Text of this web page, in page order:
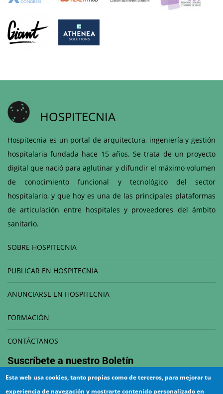
HOSPITECNIA
Hospitecnia es un portal de arquitectura, ingeniería y gestión
hospitalaria fundada hace 15 años. Se trata de un proyecto
digital que nació para aglutinar y difundir el máximo volumen
de conocimiento funcional y tecnológico del sector
hospitalario, y que hoy es una de las principales plataformas
de articulación entre hospitales y proveedores del ámbito
sanitario.
SOBRE HOSPITECNIA
PUBLICAR EN HOSPITECNIA
ANUNCIARSE EN HOSPITECNIA
FORMACIÓN
CONTÁCTANOS
Suscríbete a nuestro Boletín
Esta web usa cookies, tanto propias como de terceros, para mejorar tu
experiencia de navegación y mostrarte contenido personalizado en